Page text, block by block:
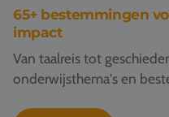
Schoolreis thema's
Voor docenten
Over ons
65+ bestemmingen
impact
Van taalreis tot
onderwijsthema's en